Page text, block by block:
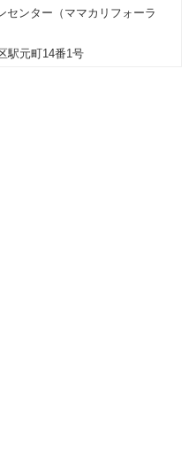
センター（ママカリフォーラ
駅元町14番1号